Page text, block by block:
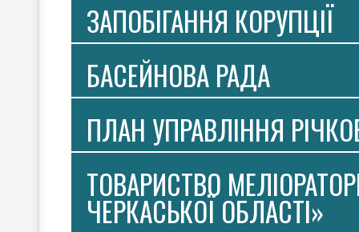
ЗАПОБІГАННЯ КОРУПЦІЇ
БАСЕЙНОВА РАДА
ПЛАН УПРАВЛІННЯ
ТОВАРИСТВО
ЧЕРКАСЬКОЇ ОБЛАСТІ»